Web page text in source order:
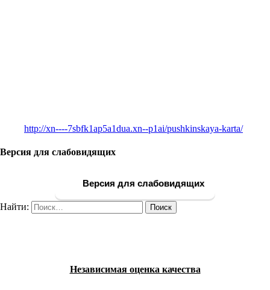
http://xn----7sbfk1ap5a1dua.xn--p1ai/pushkinskaya-karta/
Версия для слабовидящих
Версия для слабовидящих
Найти:
Независимая оценка качества